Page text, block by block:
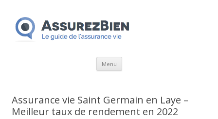
Menu Aller
Assurance vie Saint Germain en Laye –
Meilleur taux de rendement en 2022